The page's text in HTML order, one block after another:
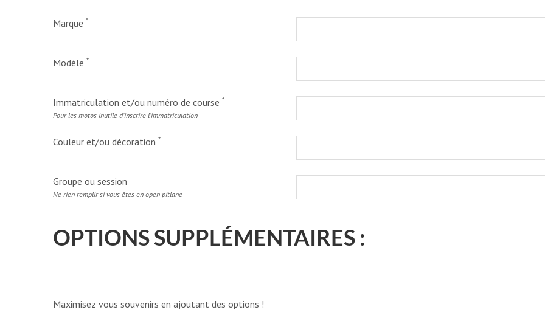
Marque *
Modèle *
Immatriculation et/ou numéro de course *
Pour les motos inutile d'inscrire l'immatriculation
Couleur et/ou décoration *
Groupe ou session
Ne rien remplir si vous êtes en open pitlane
OPTIONS SUPPLÉMENTAIRES :
Maximisez vous souvenirs en ajoutant des options !